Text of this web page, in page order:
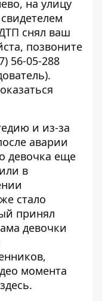
на улицу
снял ваш
позвоните
56-05-288
и из-за
аварии
девочка еще
в
стало
принял
девочки
,
момента
здесь.